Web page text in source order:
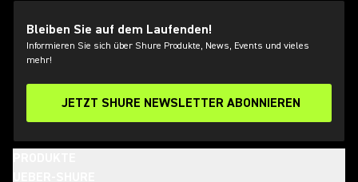
Bleiben Sie auf dem Laufenden!
Informieren Sie sich über Shure Produkte, News, Events und vieles
mehr!
JETZT SHURE NEWSLETTER ABONNIEREN